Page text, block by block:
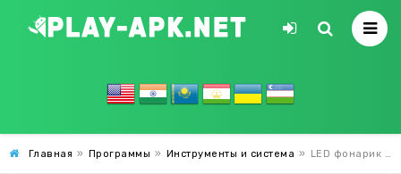
Главная » Программы » Инструменты и система » LED фонарик HD Pro Flashlight